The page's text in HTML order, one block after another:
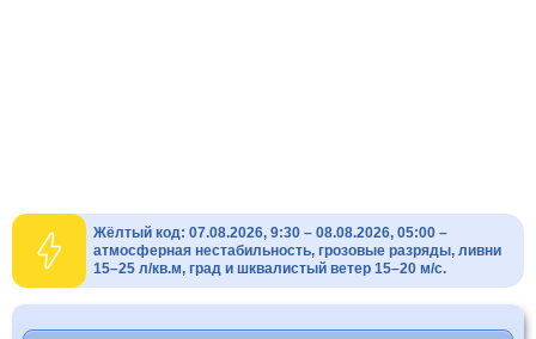
Жёлтый код: 07.08.2026, 9:30 – 08.08.2026, 05:00 –
атмосферная нестабильность, грозовые разряды, ливни
15–25 л/кв.м, град и шквалистый ветер 15–20 м/с.